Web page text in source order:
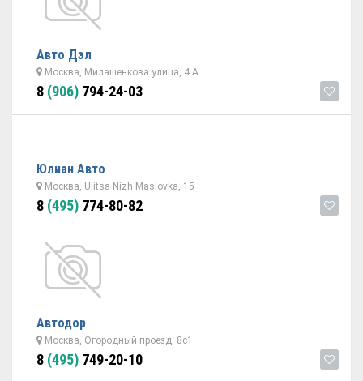
Авто Дэл
Москва, Милашенкова улица, 4 А
8 (906) 794-24-03
Юлиан Авто
Москва, Ulitsa Nizh Maslovka, 15
8 (495) 774-80-82
Автодор
Москва, Огородный проезд, 8с1
8 (495) 749-20-10